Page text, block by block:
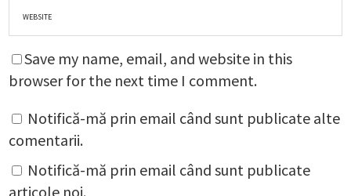
Save my name, email, and website in this
browser for the next time I comment.
Notifică-mă prin email când sunt publicate alte
comentarii.
Notifică-mă prin email când sunt publicate
articole noi.